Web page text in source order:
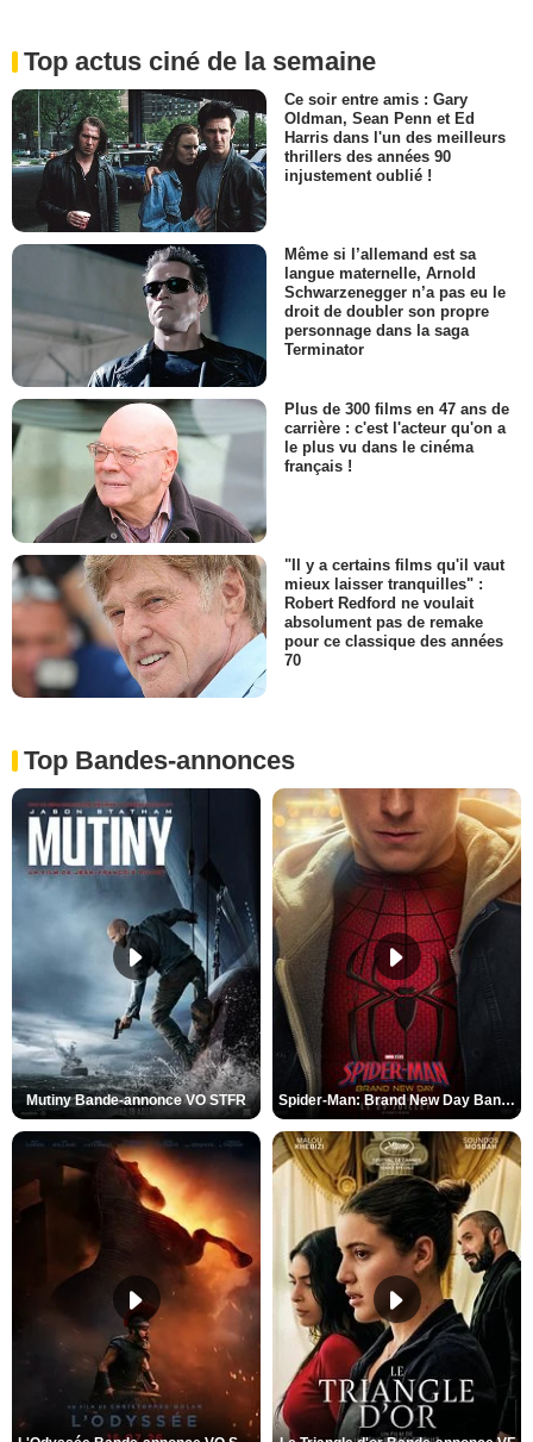
Top actus ciné de la semaine
Ce soir entre amis : Gary
Oldman, Sean Penn et Ed
Harris dans l'un des meilleurs
thrillers des années 90
injustement oublié !
Même si l’allemand est sa
langue maternelle, Arnold
Schwarzenegger n’a pas eu le
droit de doubler son propre
personnage dans la saga
Terminator
Plus de 300 films en 47 ans de
carrière : c'est l'acteur qu'on a
le plus vu dans le cinéma
français !
"Il y a certains films qu'il vaut
mieux laisser tranquilles" :
Robert Redford ne voulait
absolument pas de remake
pour ce classique des années
70
Top Bandes-annonces
Mutiny Bande-annonce VO STFR Spider-Man: Brand New Day Bande-annonce VO STFR